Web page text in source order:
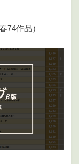
74作品）